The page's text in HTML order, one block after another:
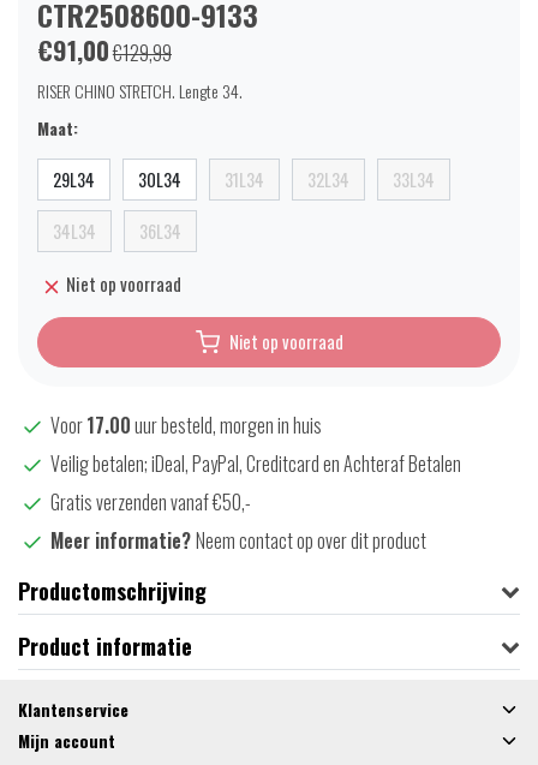
CTR2508600-9133
€91,00€129,99
RISER CHINO STRETCH. Lengte 34.
Maat:
29L34 30L34 31L34 32L34 33L34
34L34 36L34
Niet op voorraad
Niet op voorraad
Voor17.00uur besteld, morgen in huis
Veilig betalen; iDeal, PayPal, Creditcard en Achteraf Betalen
Gratis verzenden vanaf €50,-
Meer informatie?Neem contact op over dit product
Productomschrijving
Product informatie
Klantenservice
Mijn account